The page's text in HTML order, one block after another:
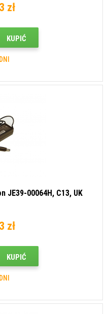
zł
KUPIĆ
JE39-00064H, C13, UK
zł
KUPIĆ